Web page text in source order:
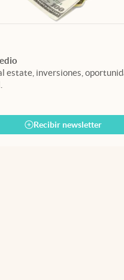
estate, inversiones,
Recibir newsletter